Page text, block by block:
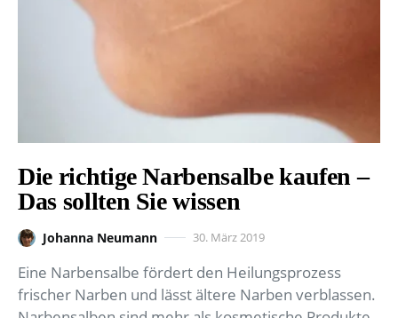
Die richtige Narbensalbe kaufen –
Das sollten Sie wissen
Johanna Neumann 30. März 2019
Eine Narbensalbe fördert den Heilungsprozess
frischer Narben und lässt ältere Narben verblassen.